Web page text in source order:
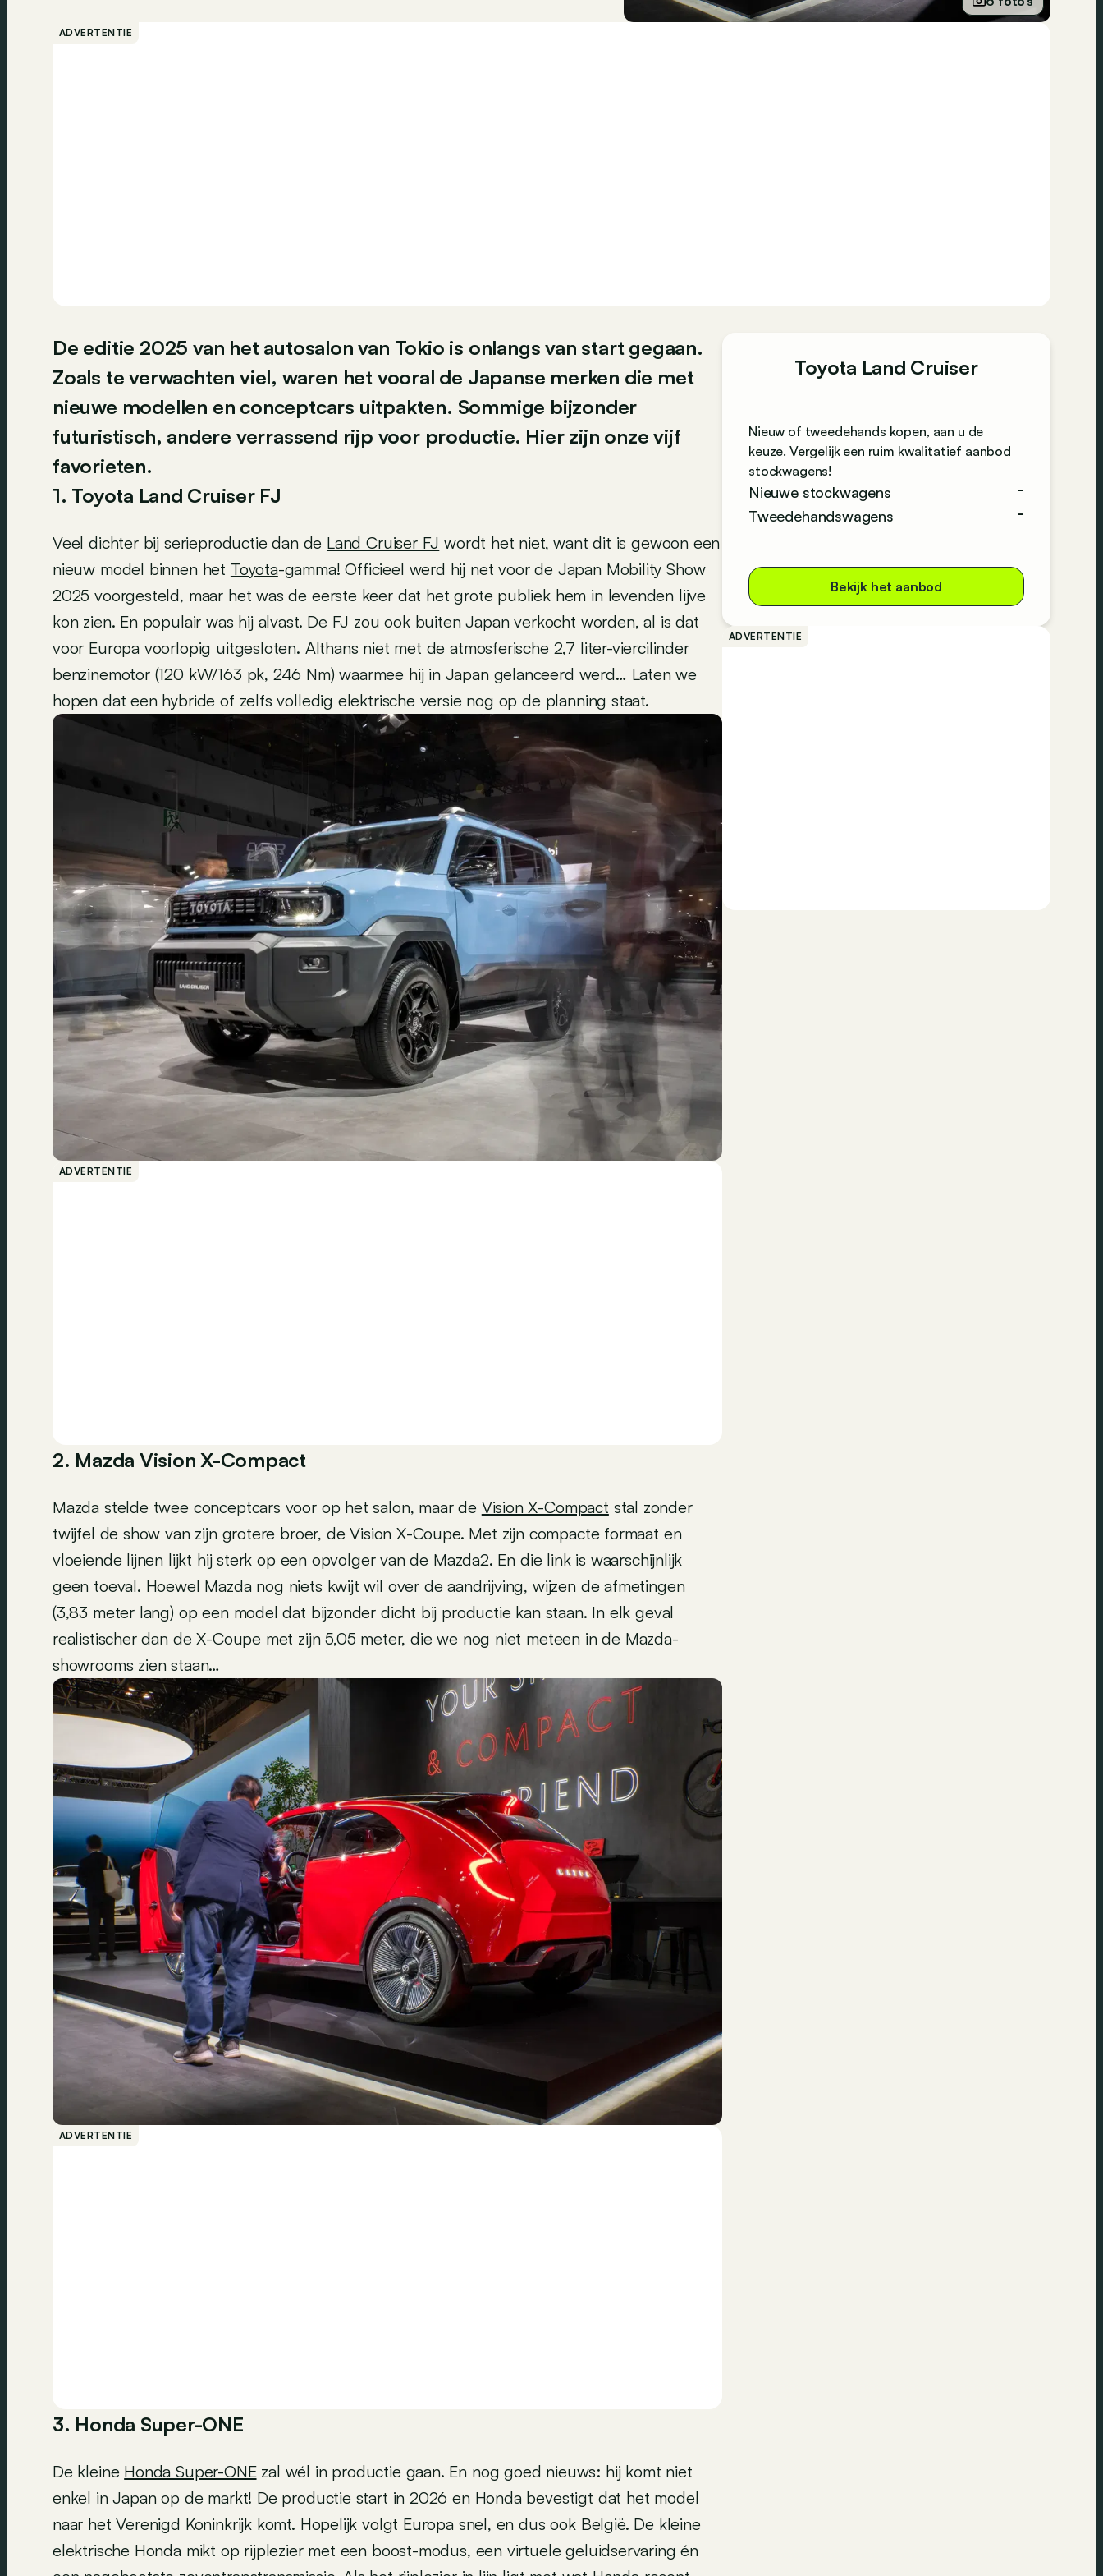
ADVERTENTIE
De editie 2025 van het autosalon van Tokio is onlangs van start gegaan.
Zoals te verwachten viel, waren het vooral de Japanse merken die met
nieuwe modellen en conceptcars uitpakten. Sommige bijzonder
futuristisch, andere verrassend rijp voor productie. Hier zijn onze vijf
favorieten.
1. Toyota Land Cruiser FJ
Veel dichter bij serieproductie dan de Land Cruiser FJ wordt het niet, want dit is gewoon een
nieuw model binnen het Toyota-gamma! Officieel werd hij net voor de Japan Mobility Show
2025 voorgesteld, maar het was de eerste keer dat het grote publiek hem in levenden lijve
kon zien. En populair was hij alvast. De FJ zou ook buiten Japan verkocht worden, al is dat
voor Europa voorlopig uitgesloten. Althans niet met de atmosferische 2,7 liter-viercilinder
benzinemotor (120 kW/163 pk, 246 Nm) waarmee hij in Japan gelanceerd werd… Laten we
hopen dat een hybride of zelfs volledig elektrische versie nog op de planning staat.
ADVERTENTIE
2. Mazda Vision X-Compact
Mazda stelde twee conceptcars voor op het salon, maar de Vision X-Compact stal zonder
twijfel de show van zijn grotere broer, de Vision X-Coupe. Met zijn compacte formaat en
vloeiende lijnen lijkt hij sterk op een opvolger van de Mazda2. En die link is waarschijnlijk
geen toeval. Hoewel Mazda nog niets kwijt wil over de aandrijving, wijzen de afmetingen
(3,83 meter lang) op een model dat bijzonder dicht bij productie kan staan. In elk geval
realistischer dan de X-Coupe met zijn 5,05 meter, die we nog niet meteen in de Mazda-
showrooms zien staan…
ADVERTENTIE
3. Honda Super-ONE
De kleine Honda Super-ONEzal wél in productie gaan. En nog goed nieuws: hij komt niet
enkel in Japan op de markt! De productie start in 2026 en Honda bevestigt dat het model
naar het Verenigd Koninkrijk komt. Hopelijk volgt Europa snel, en dus ook België. De kleine
elektrische Honda mikt op rijplezier met een boost-modus, een virtuele geluidservaring én
Toyota Land Cruiser
Nieuw of tweedehands kopen, aan u de
keuze. Vergelijk een ruim kwalitatief aanbod
stockwagens!
Nieuwe stockwagens
-
Tweedehandswagens
-
Bekijk het aanbod
ADVERTENTIE